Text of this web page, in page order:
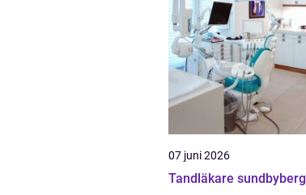
07 juni 2026
Tandläkare sundbyberg